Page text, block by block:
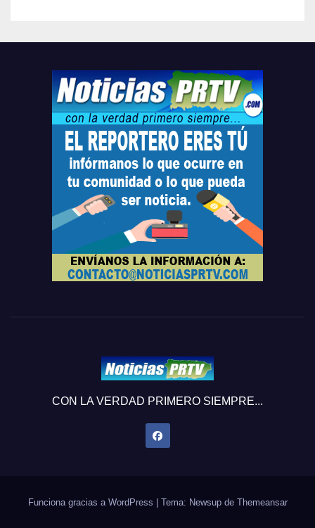
CON LA VERDAD PRIMERO SIEMPRE...
Funciona gracias a WordPress Tema: Newsup de Themeansar